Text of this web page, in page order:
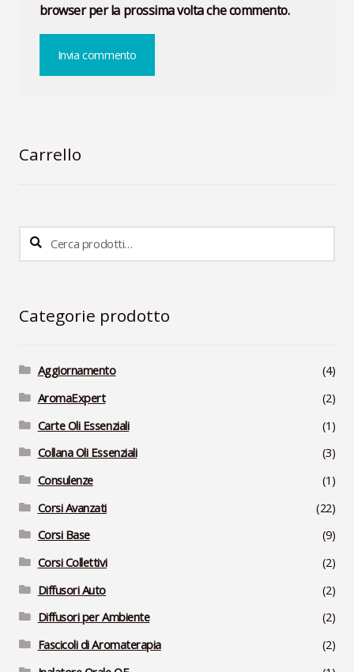
browser per la prossima volta che commento.
Carrello
Cerca:
Cerca
Categorie prodotto
Aggiornamento
(4)
AromaExpert
(2)
Carte Oli Essenziali
(1)
Collana Oli Essenziali
(3)
Consulenze
(1)
Corsi Avanzati
(22)
Corsi Base
(9)
Corsi Collettivi
(2)
Diffusori Auto
(2)
Diffusori per Ambiente
(2)
Fascicoli di Aromaterapia
(2)